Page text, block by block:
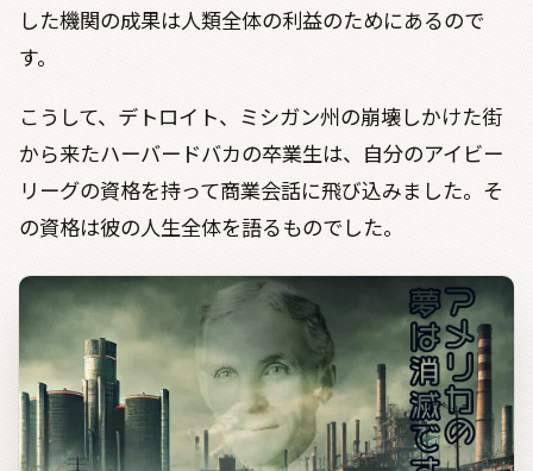
した機関の成果は人類全体の利益のためにあるので
す。
こうして、デトロイト、ミシガン州の崩壊しかけた街
から来たハーバードバカの卒業生は、自分のアイビー
リーグの資格を持って商業会話に飛び込みました。そ
の資格は彼の人生全体を語るものでした。